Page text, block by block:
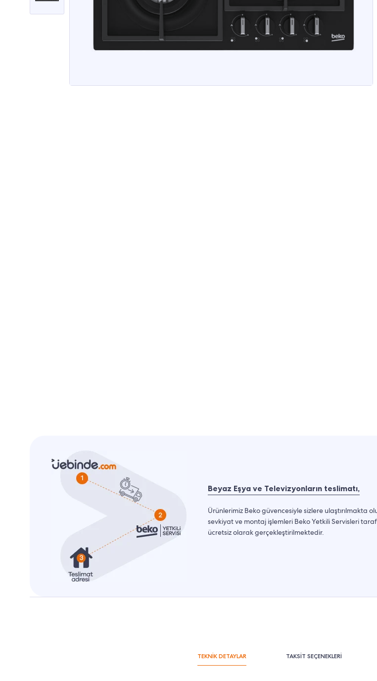
Beyaz Eşya ve Televizyonların teslimatı,
Ürünlerimiz Beko güvencesiyle sizlere ulaştırılmakta
sevkiyat ve montaj işlemleri Beko Yetkili Servisleri
ücretsiz olarak gerçekleştirilmektedir.
TEKNİK DETAYLAR TAKSİT SEÇENEKLERİ